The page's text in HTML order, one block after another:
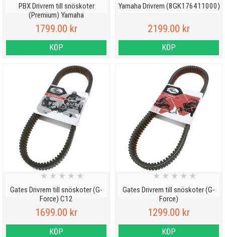
PBX Drivrem till snöskoter
(Premium) Yamaha
1799.00 kr
KÖP
Yamaha Drivrem (8GK176411000)
2199.00 kr
KÖP
Gates Drivrem till snöskoter (G-
Force) C12
★ ★ ★ ★ ★
1699.00 kr
KÖP
Gates Drivrem till snöskoter (G-
Force)
★ ★ ★ ★ ★
1299.00 kr
KÖP